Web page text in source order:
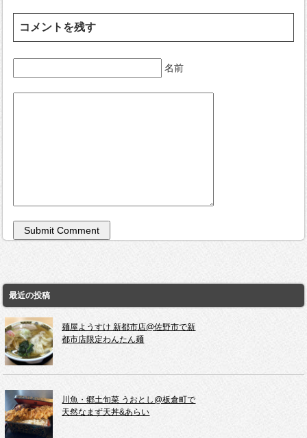
コメントを残す
名前
最近の投稿
麺屋ようすけ 新都市店@佐野市で新
都市店限定わんたん麺
川魚・郷土旬菜 うおとし@板倉町で
天然なまず天丼&あらい